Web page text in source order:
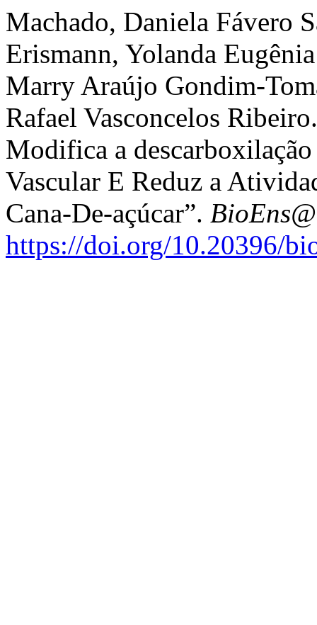
Machado, Daniela Fávero
Erismann, Yolanda
Marry Araújo Gondim-
Rafael Vasconcelos
Modifica a
Vascular E Reduz a
Cana-De-açúcar”.
https://doi.org/10.20396/